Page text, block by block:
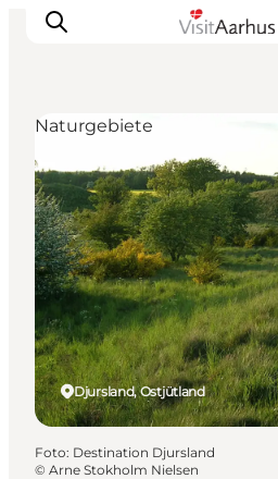
Sehen und erleben
Veranstaltungen
Städte und Regionen
Reiseplanung
Transport
Djursland, Ostjütland
Naturgebiete
Foto: Destination Djursland
© Arne Stokholm Nielsen